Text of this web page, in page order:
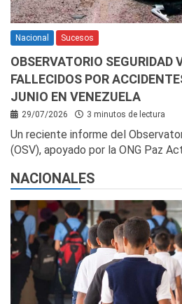
Nacional Sucesos
OBSERVATORIO SEGURIDAD
FALLECIDOS POR
JUNIO EN VENEZUELA
29/07/2026 3 minutos de lectura
Un reciente informe del
(OSV), apoyado por la ONG Paz
NACIONALES